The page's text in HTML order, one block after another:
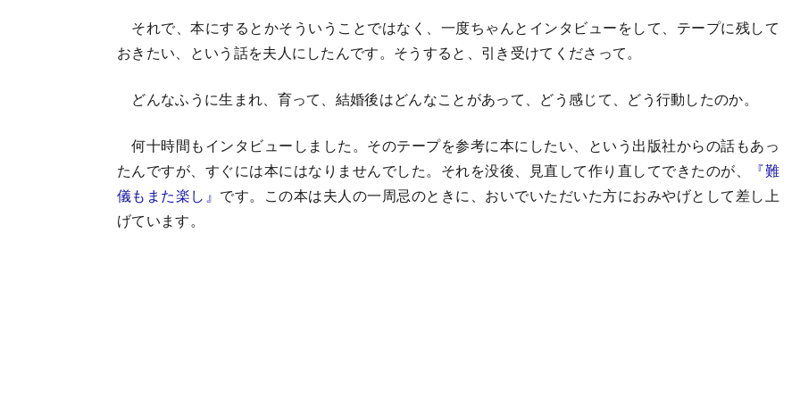
それで、本にするとかそういうことではなく、一度ちゃんとインタビューをして、テープに残して
おきたい、という話を夫人にしたんです。そうすると、引き受けてくださって。
どんなふうに生まれ、育って、結婚後はどんなことがあって、どう感じて、どう行動したのか。
何十時間もインタビューしました。そのテープを参考に本にしたい、という出版社からの話もあっ
たんですが、すぐには本にはなりませんでした。それを没後、見直して作り直してできたのが、
『難
儀もまた楽し』 です。この本は夫人の一周忌のときに、おいでいただいた方におみやげとして差し上
げています。